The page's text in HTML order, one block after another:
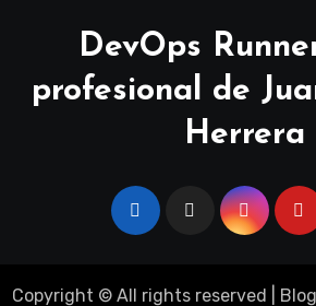
DevOps
profesional de
Herrera
Copyright © All rights reserved